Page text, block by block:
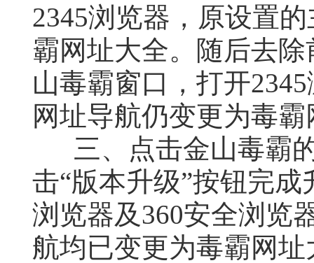
2345浏览器，原设置
霸网址大全。随后去
山毒霸窗口，打开
网址导航仍变更为毒
三、点击金山毒霸
击“版本升级”按钮完
浏览器及360安全浏览
航均已变更为毒霸网